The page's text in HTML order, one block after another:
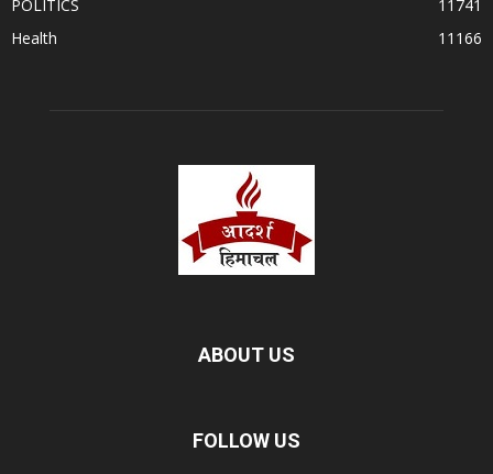
POLITICS
11741
Health
11166
ABOUT US
FOLLOW US